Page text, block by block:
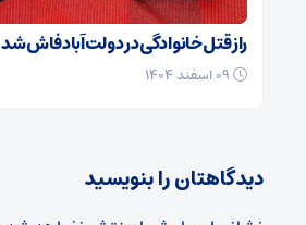
راز قتل خانوادگی در دولت‌آباد فاش شد
دیدگاهتان را بنویسید